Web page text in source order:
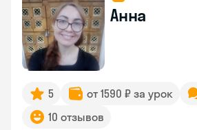
Анна
5 от 1590 ₽ за урок
10 отзывов